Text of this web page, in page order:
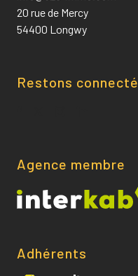
20 rue de Mercy
54400 Longwy
Restons connecté
Agence membre
Adhérents